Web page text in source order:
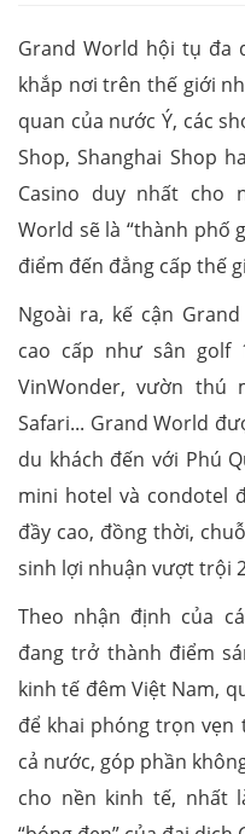
Grand World hội tụ đa
khắp nơi trên thế giới
quan của nước Ý, các
Shop, Shanghai Shop
Casino duy nhất cho
World sẽ là “thành phố
điểm đến đẳng cấp thế
Ngoài ra, kế cận
cao cấp như sân golf
VinWonder, vườn thú
Safari... Grand World
du khách đến với Phú
mini hotel và condotel
đầy cao, đồng thời,
sinh lợi nhuận vượt trội
Theo nhận định của
đang trở thành điểm
kinh tế đêm Việt Nam,
để khai phóng trọn vẹn
cả nước, góp phần
cho nền kinh tế, nhất